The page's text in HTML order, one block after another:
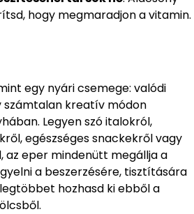
hogy megmaradjon a vitamin.
egy nyári csemege: valódi
kreatív módon
Legyen szó italokról,
egészséges snackekről vagy
az eper mindenütt megállja a
a beszerzésére, tisztítására
hozhasd ki ebből a